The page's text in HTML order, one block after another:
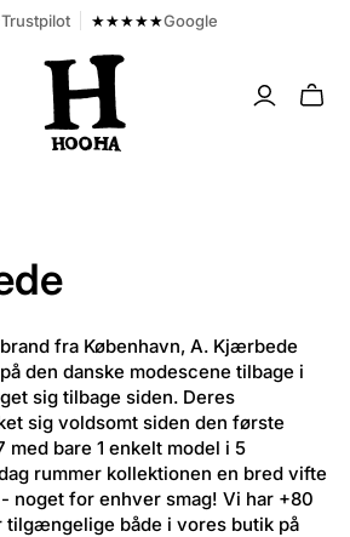
Trustpilot ★★★★★Google
fra København, A. Kjærbede
den danske modescene tilbage i
sig tilbage siden. Deres
sig voldsomt siden den første
med bare 1 enkelt model i 5
rummer kollektionen en bred vifte
noget for enhver smag! Vi har +80
både i vores butik på